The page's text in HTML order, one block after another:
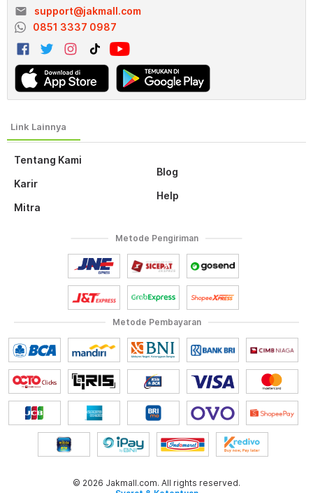
Tentang Kami
Karir
Mitra
Blog
Help
email
support@jakmall.com
0851 3337 0987
Metode Pembayaran
Metode Pengiriman
© 2026 Jakmall.com. All rights reserved.